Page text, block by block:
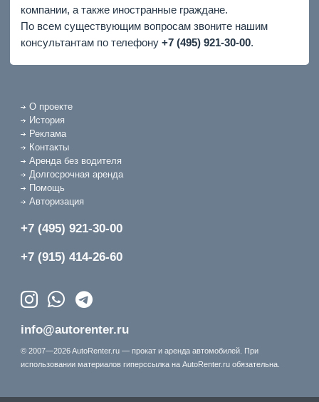
компании, а также иностранные граждане.
По всем существующим вопросам звоните нашим
консультантам по телефону +7 (495) 921-30-00.
О проекте
История
Реклама
Контакты
Аренда без водителя
Долгосрочная аренда
Помощь
Авторизация
+7 (495) 921-30-00
+7 (915) 414-26-60
info@autorenter.ru
© 2007—2026 AutoRenter.ru — прокат и аренда автомобилей. При
использовании материалов гиперссылка на AutoRenter.ru обязательна.